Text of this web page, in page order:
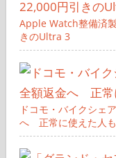
Apple Watch整備済
きのUltra 3
ドコモ・バイクシェ
へ 正常に使えた人